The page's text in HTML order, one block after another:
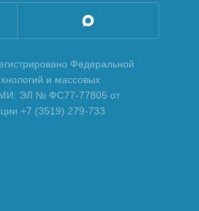
Федеральной
и массовых
СМИ: ЭЛ № ФС77-77805 от
+7 (3519) 279-733